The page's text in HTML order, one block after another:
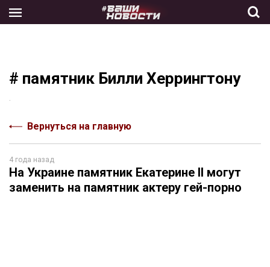
the
# памятник Билли Херрингтону
Вернуться на главную
4 года назад
На Украине памятник Екатерине II могут
заменить на памятник актеру гей-порно